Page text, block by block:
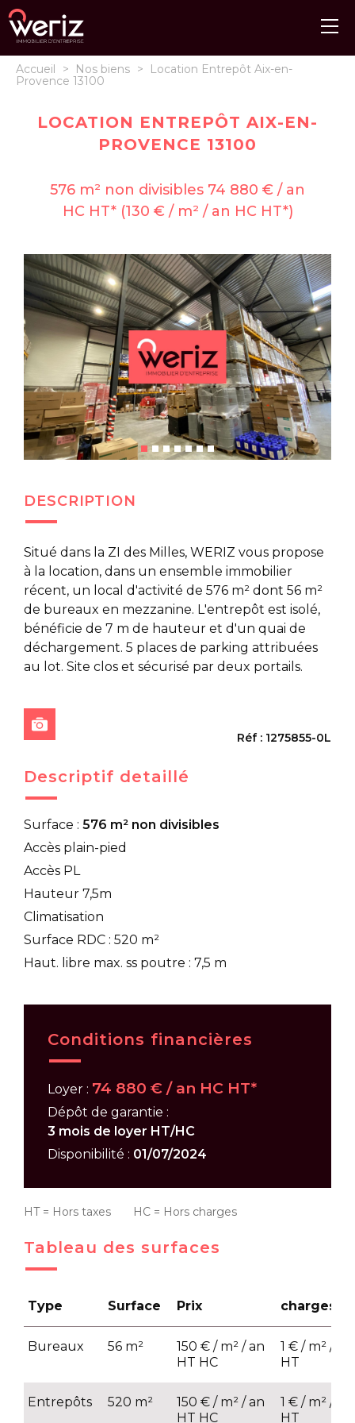
Accueil > Nos biens >
Location Entrepôt Aix-en-
Provence 13100
LOCATION ENTREPÔT AIX-EN-
PROVENCE 13100
576 m² non divisibles 74 880 € / an
HC HT* (130 € / m² / an HC HT*)
DESCRIPTION
Situé dans la ZI des Milles, WERIZ vous propose
à la location, dans un ensemble immobilier
récent, un local d'activité de 576 m² dont 56 m²
de bureaux en mezzanine. L'entrepôt est isolé,
bénéficie de 7 m de hauteur et d'un quai de
déchargement. 5 places de parking attribuées
au lot. Site clos et sécurisé par deux portails.
Réf : 1275855-0L
Descriptif detaillé
Surface : 576 m² non divisibles
Accès plain-pied
Accès PL
Hauteur 7,5m
Climatisation
Surface RDC : 520 m²
Haut. libre max. ss poutre : 7,5 m
Conditions financières
Loyer : 74 880 € / an HC HT*
Dépôt de garantie :
3 mois de loyer HT/HC
Disponibilité : 01/07/2024
HT = Hors taxes HC = Hors charges
Tableau des surfaces
Type Surface Prix charges
Bureaux 56 m²
150 € / m² / an
HT HC
1 € / m² / an
HT
Entrepôts 520 m²
150 € / m² / an
HT HC
1 € / m² / an
HT